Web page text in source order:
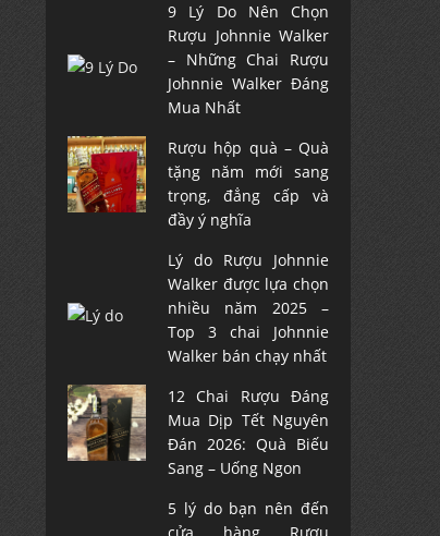
9 Lý Do Nên Chọn
Rượu Johnnie Walker
– Những Chai Rượu
Johnnie Walker Đáng
Mua Nhất
Rượu hộp quà – Quà
tặng năm mới sang
trọng, đẳng cấp và
đầy ý nghĩa
Lý do Rượu Johnnie
Walker được lựa chọn
nhiều năm 2025 –
Top 3 chai Johnnie
Walker bán chạy nhất
12 Chai Rượu Đáng
Mua Dịp Tết Nguyên
Đán 2026: Quà Biếu
Sang – Uống Ngon
5 lý do bạn nên đến